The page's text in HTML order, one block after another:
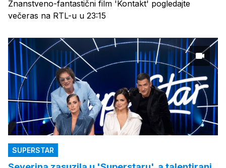
Znanstveno-fantastični film 'Kontakt' pogledajte
večeras na RTL-u u 23:15
SUPERSTAR